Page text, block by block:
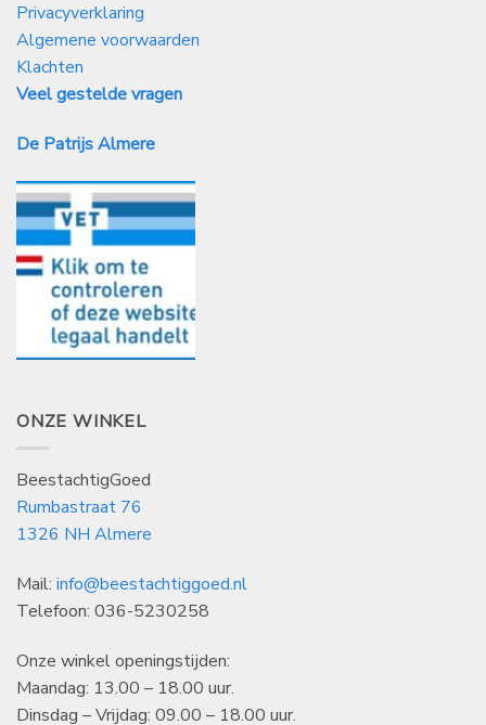
Privacyverklaring
Algemene voorwaarden
Klachten
Veel gestelde vragen
De Patrijs Almere
ONZE WINKEL
BeestachtigGoed
Rumbastraat 76
1326 NH Almere
Mail: info@beestachtiggoed.nl
Telefoon: 036-5230258
Onze winkel openingstijden:
Maandag: 13.00 – 18.00 uur.
Dinsdag – Vrijdag: 09.00 – 18.00 uur.